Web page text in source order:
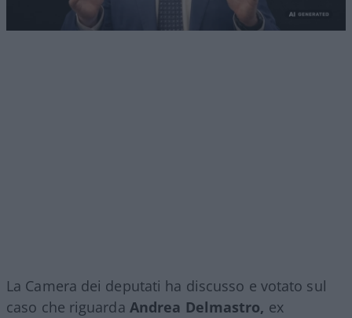
La Camera dei deputati ha discusso e votato sul
caso che riguarda Andrea Delmastro, ex